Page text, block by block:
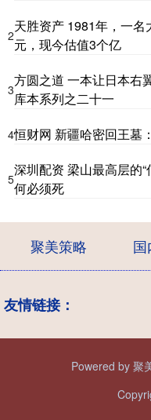
2
天胜资产 1981年，一名
元，现今估值3个亿
3
方圆之道 一本让日本
库本系列之二十一
4恒财网 新疆哈密回王墓
5
深圳配资 梁山最高层的
何必须死
聚美策略
友情链接：
Powered by 聚